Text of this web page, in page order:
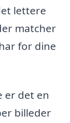
lettere
matcher
for dine
er det en
billeder